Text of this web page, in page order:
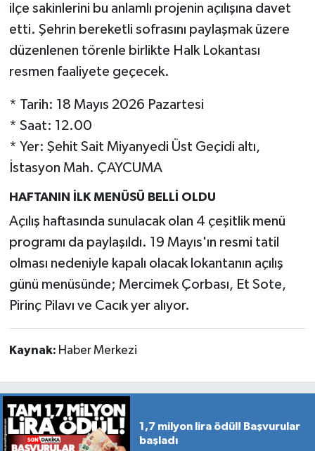
ilçe sakinlerini bu anlamlı projenin açılışına davet
etti. Şehrin bereketli sofrasını paylaşmak üzere
düzenlenen törenle birlikte Halk Lokantası
resmen faaliyete geçecek.
* Tarih: 18 Mayıs 2026 Pazartesi
* Saat: 12.00
* Yer: Şehit Sait Miyanyedi Üst Geçidi altı,
İstasyon Mah. ÇAYCUMA
HAFTANIN İLK MENÜSÜ BELLİ OLDU
Açılış haftasında sunulacak olan 4 çeşitlik menü
programı da paylaşıldı. 19 Mayıs'ın resmi tatil
olması nedeniyle kapalı olacak lokantanın açılış
günü menüsünde; Mercimek Çorbası, Et Sote,
Pirinç Pilavı ve Cacık yer alıyor.
Kaynak: Haber Merkezi
1,7 milyon lira ödül! Başvurular
başladı